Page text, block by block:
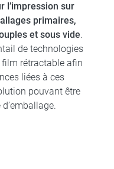
l’impression sur
primaires,
et sous vide.
de technologies
film rétractable afin
liées à ces
pouvant être